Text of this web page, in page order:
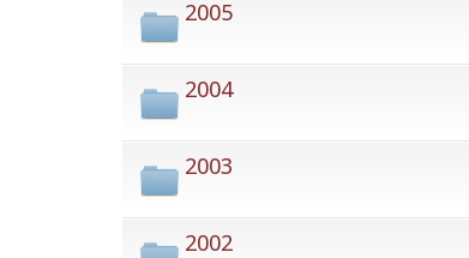
2005
2004
2003
2002